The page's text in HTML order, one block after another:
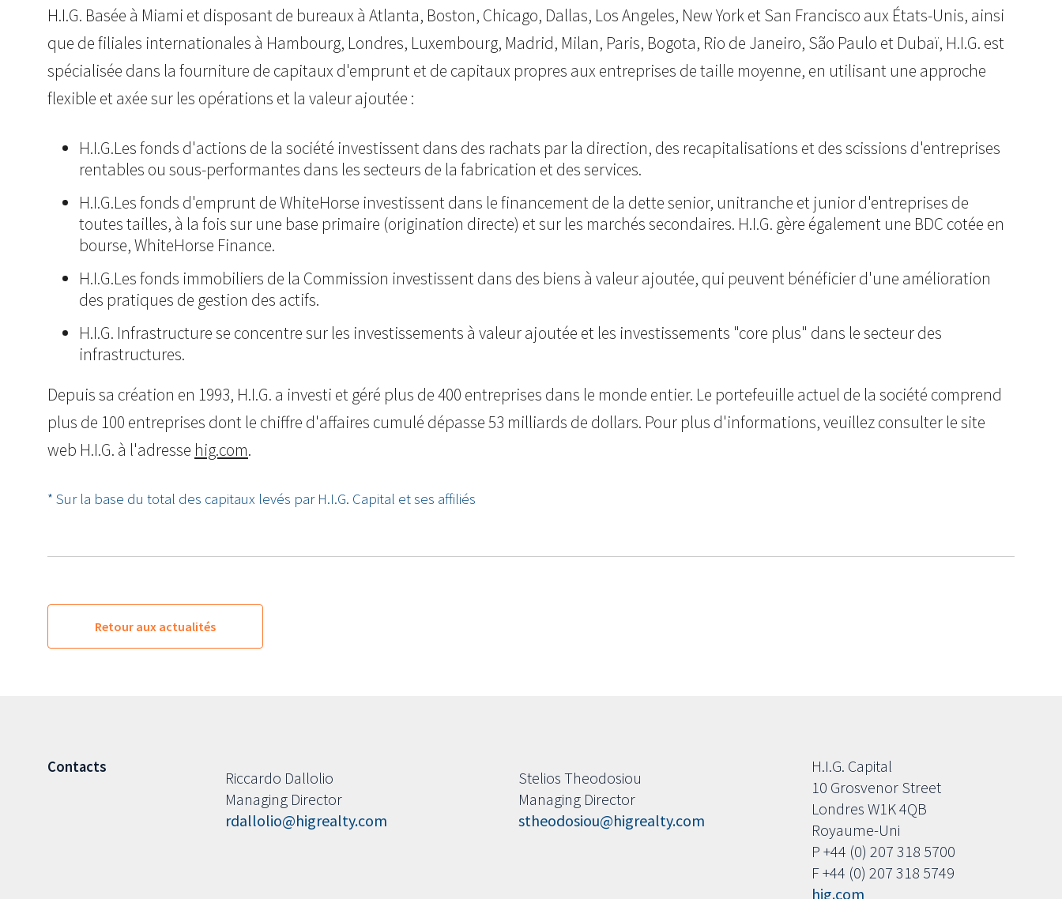
H.I.G. Basée à Miami et disposant de bureaux à Atlanta, Boston, Chicago, Dallas, Los Angeles, New York et San Francisco aux États-Unis, ainsi
que de filiales internationales à Hambourg, Londres, Luxembourg, Madrid, Milan, Paris, Bogota, Rio de Janeiro, São Paulo et Dubaï, H.I.G. est
spécialisée dans la fourniture de capitaux d'emprunt et de capitaux propres aux entreprises de taille moyenne, en utilisant une approche
flexible et axée sur les opérations et la valeur ajoutée :
H.I.G.Les fonds d'actions de la société investissent dans des rachats par la direction, des recapitalisations et des scissions d'entreprises
rentables ou sous-performantes dans les secteurs de la fabrication et des services.
H.I.G.Les fonds d'emprunt de WhiteHorse investissent dans le financement de la dette senior, unitranche et junior d'entreprises de
toutes tailles, à la fois sur une base primaire (origination directe) et sur les marchés secondaires. H.I.G. gère également une BDC cotée en
bourse, WhiteHorse Finance.
H.I.G.Les fonds immobiliers de la Commission investissent dans des biens à valeur ajoutée, qui peuvent bénéficier d'une amélioration
des pratiques de gestion des actifs.
H.I.G. Infrastructure se concentre sur les investissements à valeur ajoutée et les investissements "core plus" dans le secteur des
infrastructures.
Depuis sa création en 1993, H.I.G. a investi et géré plus de 400 entreprises dans le monde entier. Le portefeuille actuel de la société comprend
plus de 100 entreprises dont le chiffre d'affaires cumulé dépasse 53 milliards de dollars. Pour plus d'informations, veuillez consulter le site
web H.I.G. à l'adresse hig.com.
* Sur la base du total des capitaux levés par H.I.G. Capital et ses affiliés
Retour aux actualités
Contacts
Riccardo Dallolio
Managing Director
rdallolio@higrealty.com
Stelios Theodosiou
Managing Director
stheodosiou@higrealty.com
H.I.G. Capital
10 Grosvenor Street
Londres W1K 4QB
Royaume-Uni
P +44 (0) 207 318 5700
F +44 (0) 207 318 5749
hig.com